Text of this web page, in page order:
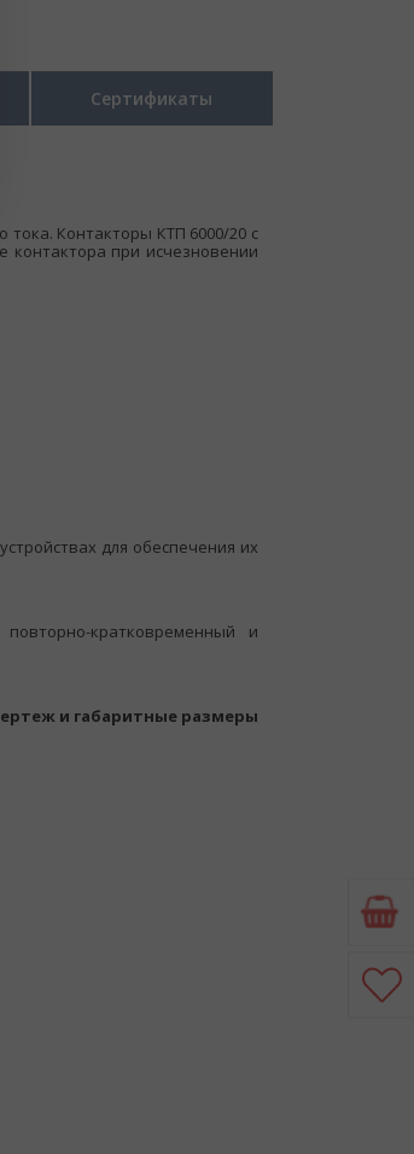
Сертификаты
Контакторы КТП 6000/20 с
при исчезновении
для обеспечения их
кратковременный и
и габаритные размеры